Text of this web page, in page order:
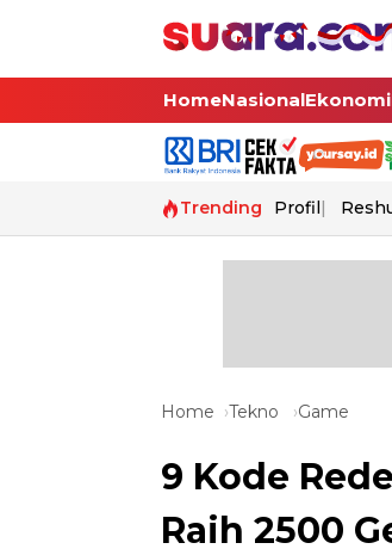
HomeNasionalEkonomi
Trending Profil
Home Tekno Game
9 Kode
Raih 2500